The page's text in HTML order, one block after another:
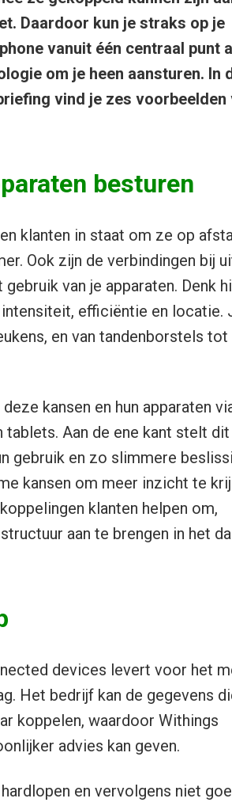
Daardoor kun je straks op je
vanuit één centraal punt
om je heen aansturen. In
vind je zes voorbeelden
besturen
klanten in staat om ze op
Ook zijn de verbindingen bij
van je apparaten. Denk
efficiëntie en locatie.
en van tandenborstels tot
kansen en hun apparaten
Aan de ene kant stelt dit
gebruik en zo slimmere
kansen om meer inzicht te
klanten helpen om,
aan te brengen in het
devices levert voor het
Het bedrijf kan de gegevens
koppelen, waardoor Withings
advies kan geven.
en vervolgens niet